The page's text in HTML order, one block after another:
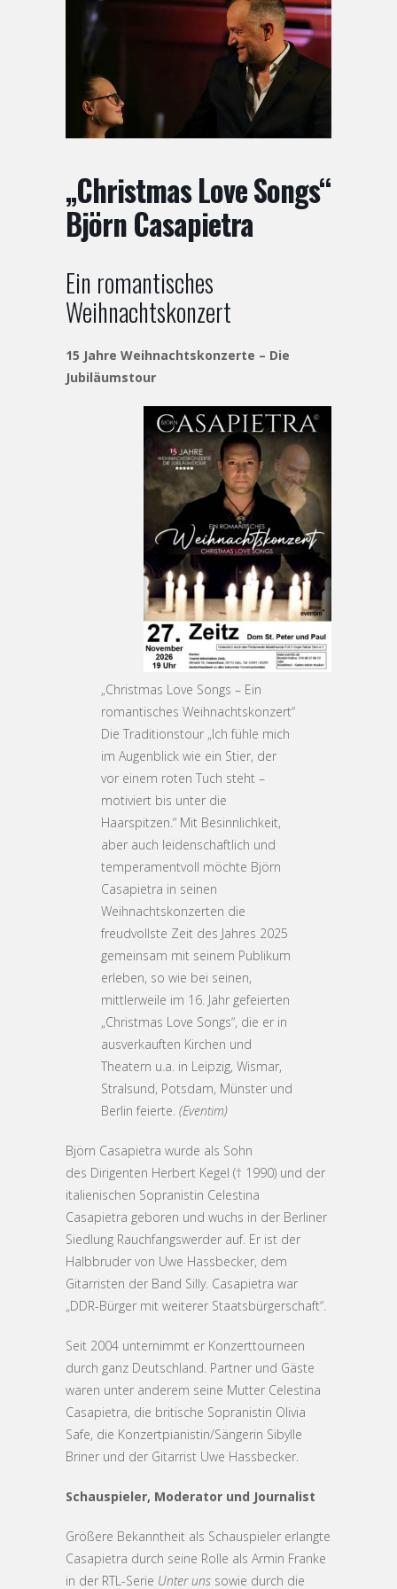
„Christmas Love Songs“
Björn Casapietra
Ein romantisches
Weihnachtskonzert
15 Jahre Weihnachtskonzerte – Die
Jubiläumstour
„Christmas Love Songs – Ein
romantisches Weihnachtskonzert“
Die Traditionstour „Ich fühle mich
im Augenblick wie ein Stier, der
vor einem roten Tuch steht –
motiviert bis unter die
Haarspitzen.“ Mit Besinnlichkeit,
aber auch leidenschaftlich und
temperamentvoll möchte Björn
Casapietra in seinen
Weihnachtskonzerten die
freudvollste Zeit des Jahres 2025
gemeinsam mit seinem Publikum
erleben, so wie bei seinen,
mittlerweile im 16. Jahr gefeierten
„Christmas Love Songs“, die er in
ausverkauften Kirchen und
Theatern u.a. in Leipzig, Wismar,
Stralsund, Potsdam, Münster und
Berlin feierte. (Eventim)
Björn Casapietra wurde als Sohn
des Dirigenten Herbert Kegel († 1990) und der
italienischen Sopranistin Celestina
Casapietra geboren und wuchs in der Berliner
Siedlung Rauchfangswerder auf. Er ist der
Halbbruder von Uwe Hassbecker, dem
Gitarristen der Band Silly. Casapietra war
„DDR-Bürger mit weiterer Staatsbürgerschaft“.
Seit 2004 unternimmt er Konzerttourneen
durch ganz Deutschland. Partner und Gäste
waren unter anderem seine Mutter Celestina
Casapietra, die britische Sopranistin Olivia
Safe, die Konzertpianistin/Sängerin Sibylle
Briner und der Gitarrist Uwe Hassbecker.
Schauspieler, Moderator und Journalist
Größere Bekanntheit als Schauspieler erlangte
Casapietra durch seine Rolle als Armin Franke
in der RTL-Serie Unter uns sowie durch die